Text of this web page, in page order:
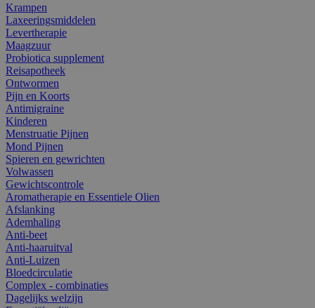
Krampen
Laxeeringsmiddelen
Levertherapie
Maagzuur
Probiotica supplement
Reisapotheek
Ontwormen
Pijn en Koorts
Antimigraine
Kinderen
Menstruatie Pijnen
Mond Pijnen
Spieren en gewrichten
Volwassen
Gewichtscontrole
Aromatherapie en Essentiele Olien
Afslanking
Ademhaling
Anti-beet
Anti-haaruitval
Anti-Luizen
Bloedcirculatie
Complex - combinaties
Dagelijks welzijn